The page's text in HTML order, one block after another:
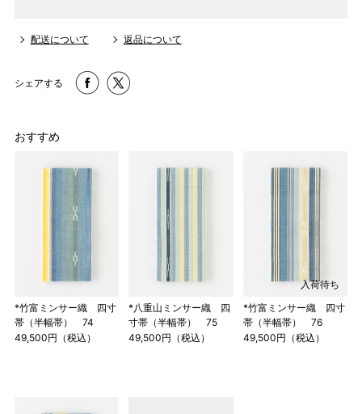
配送について 返品について
シェアする
おすすめ
*竹富ミンサー織 四寸
帯（半幅帯） 74
49,500円（税込）
*八重山ミンサー織 四
寸帯（半幅帯） 75
49,500円（税込）
入荷待ち
*竹富ミンサー織 四寸
帯（半幅帯） 76
49,500円（税込）